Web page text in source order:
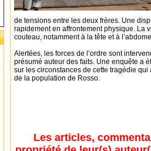
de tensions entre les deux frères. Une
rapidement en affrontement physique. La
couteau, notamment à la tête et à
Alertées, les forces de l’ordre sont
présumé auteur des faits. Une enquête a
sur les circonstances de cette tragédie
de la population de Rosso.
Les articles,